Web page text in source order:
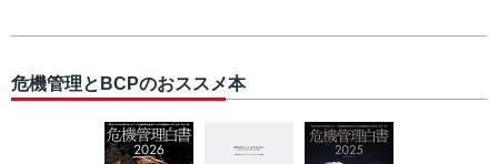
危機管理とBCPのおススメ本